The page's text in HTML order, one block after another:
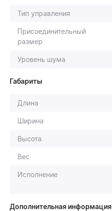
Тип управления
Присоединительный
размер
Уровень шума
Габариты
Длина
Ширина
Высота
Вес
Исполнение
Дополнительная информация